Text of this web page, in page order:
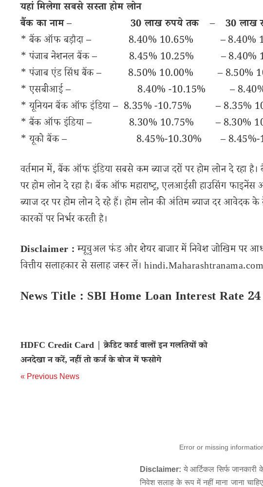
यहां मिलेगा सबसे सस्ता होम लोन
बैंक का नाम– 30 लाख रुपये तक– 30 लाख
* बैंक ऑफ बड़ौदा – 8.40% 10.65% –
* पंजाब नेशनल बैंक – 8.45% 10.25% –
* पंजाब एंड सिंध बैंक – 8.50% 10.00% –
* एसबीआई – 8.40% -10.15% –
* यूनियन बैंक ऑफ इंडिया – 8.35% -10.75% –
* बैंक ऑफ इंडिया – 8.30% 10.75% –
* यूको बैंक – 8.45%-10.30% –
वर्तमान में, बैंक ऑफ इंडिया सबसे कम ब्याज दरों पर होम लोन दे रहा
पर होम लोन दे रहा है। बैंक ऑफ महाराष्ट्र, एलआईसी हाउसिंग
ब्याज दर पर होम लोन दे रहे हैं। होम लोन की अंतिम ब्याज दर आवेदक के
कारकों पर निर्भर करती है।
Disclaimer :म्यूचुअल फंड और शेयर बाजार में निवेश जोखिम पर
वित्तीय सलाहकार से सलाह जरूर लें। hindi.Maharashtranama.com
News Title : SBI Home Loan Interest Rate
HDFC Credit Card | क्रेडिट कार्ड वालों इन गलतियों को
अनदेखा न करें, नहीं तो कर्ज के बोज में फसोगे
« Previous News
Error or missing
Disclaimer: ये आर्टिकल सिर्फ
निवेश सलाह के रूप में नहीं माना जाना